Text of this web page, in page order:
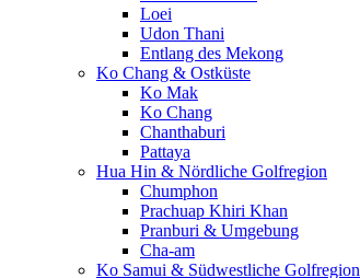
Loei
Udon Thani
Entlang des Mekong
Ko Chang & Ostküste
Ko Mak
Ko Chang
Chanthaburi
Pattaya
Hua Hin & Nördliche Golfregion
Chumphon
Prachuap Khiri Khan
Pranburi & Umgebung
Cha-am
Ko Samui & Südwestliche Golfregion